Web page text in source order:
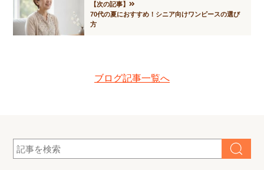
【次の記事】
70代の夏におすすめ！シニア向けワンピースの選び
方
ブログ記事一覧へ